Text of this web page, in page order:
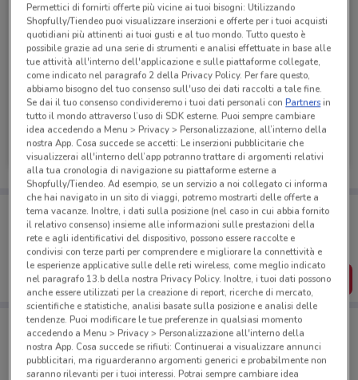
1mobile
Scade il 31/08 254 m
Porta DoveConviene sempre con te!
Puoi trovare le migliori offerte dei negozi vicino a te,
salvarle e creare la tua lista del risparmio, comodamente
dal tuo cellulare.
SCARICA L’APP
Negozi 1mobile a Alcamo
Permettici di fornirti offerte più vicine ai tuoi bisogni: Utilizzando
Shopfully/Tiendeo puoi visualizzare inserzioni e offerte per i tuoi acquisti
quotidiani più attinenti ai tuoi gusti e al tuo mondo. Tutto questo è
possibile grazie ad una serie di strumenti e analisi effettuate in base alle
tue attività all'interno dell'applicazione e sulle piattaforme collegate,
come indicato nel paragrafo 2 della Privacy Policy. Per fare questo,
abbiamo bisogno del tuo consenso sull'uso dei dati raccolti a tale fine.
Se dai il tuo consenso condivideremo i tuoi dati personali conPartnersin
tutto il mondo attraverso l’uso di SDK esterne. Puoi sempre cambiare
idea accedendo a Menu > Privacy > Personalizzazione, all’interno della
nostra App. Cosa succede se accetti: Le inserzioni pubblicitarie che
visualizzerai all'interno dell’app potranno trattare di argomenti relativi
alla tua cronologia di navigazione su piattaforme esterne a
Shopfully/Tiendeo. Ad esempio, se un servizio a noi collegato ci informa
che hai navigato in un sito di viaggi, potremo mostrarti delle offerte a
tema vacanze. Inoltre, i dati sulla posizione (nel caso in cui abbia fornito
il relativo consenso) insieme alle informazioni sulle prestazioni della
rete e agli identificativi del dispositivo, possono essere raccolte e
condivisi con terze parti per comprendere e migliorare la connettività e
le esperienze applicative sulle delle reti wireless, come meglio indicato
nel paragrafo 13.b della nostra Privacy Policy. Inoltre, i tuoi dati possono
anche essere utilizzati per la creazione di report, ricerche di mercato,
scientifiche e statistiche, analisi basate sulla posizione e analisi delle
tendenze. Puoi modificare le tue preferenze in qualsiasi momento
accedendo a Menu > Privacy > Personalizzazione all'interno della
nostra App. Cosa succede se rifiuti: Continuerai a visualizzare annunci
pubblicitari, ma riguarderanno argomenti generici e probabilmente non
saranno rilevanti per i tuoi interessi. Potrai sempre cambiare idea